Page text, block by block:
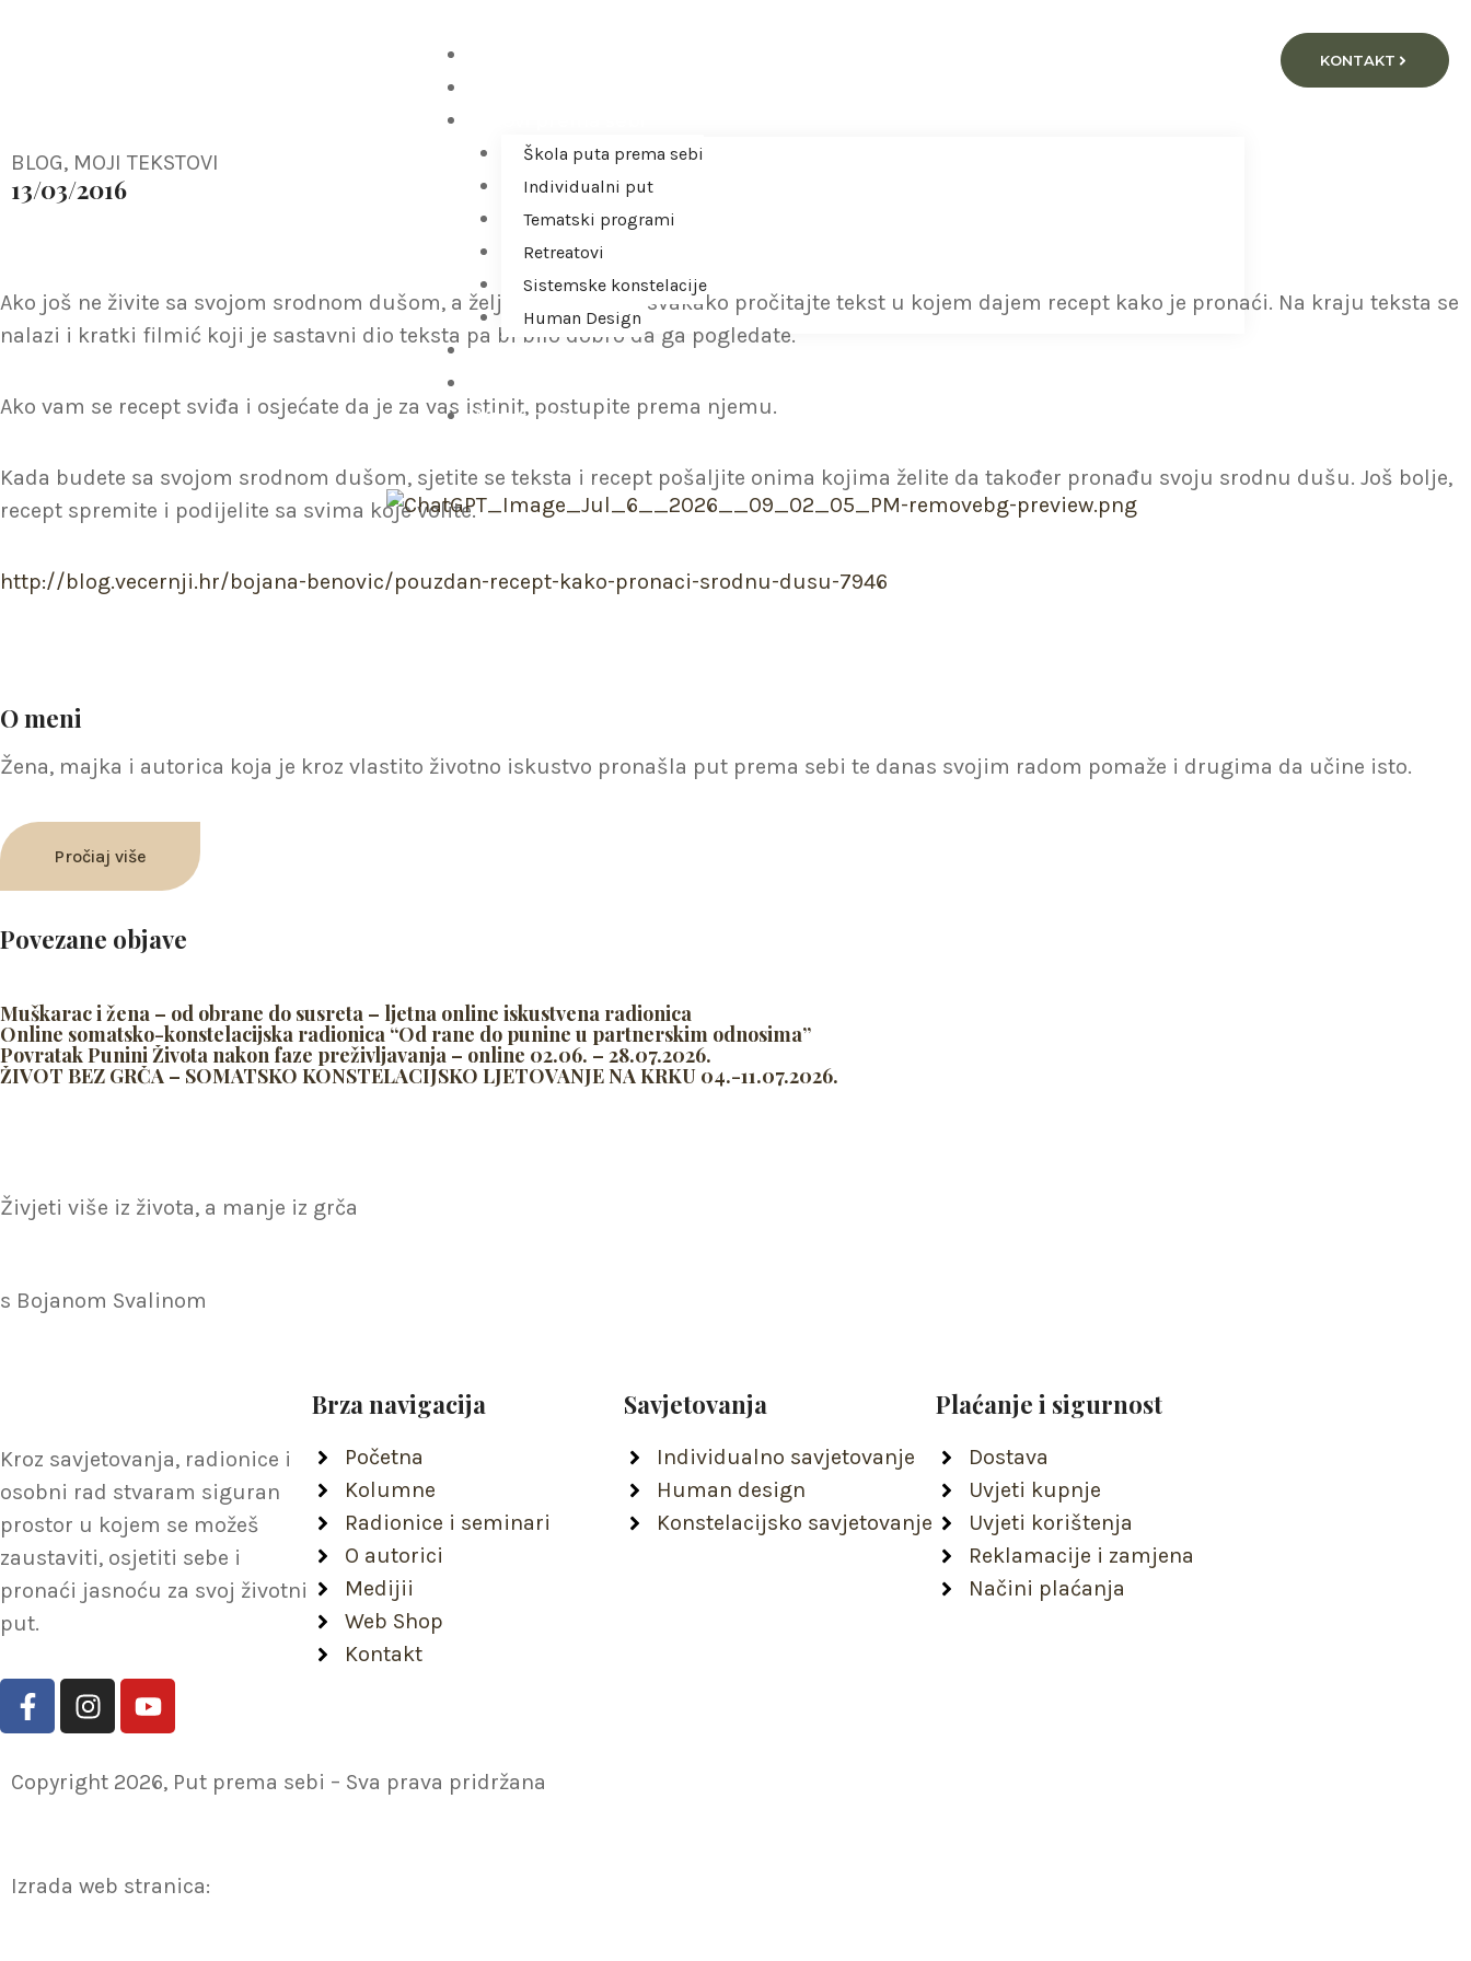
Škola puta prema sebi
Individualni put
Tematski programi
Retreatovi
Sistemske konstelacije
Human Design
Pišem
Web Shop
KONTAKT
Kako pronaći srodnu dušu
BLOG, MOJI TEKSTOVI
13/03/2016
Ako još ne živite sa svojom srodnom dušom, a željeli biste, onda svakako pročitajte tekst u kojem dajem recept kako je pronaći. Na kraju teksta se
nalazi i kratki filmić koji je sastavni dio teksta pa bi bilo dobro da ga pogledate.
Ako vam se recept sviđa i osjećate da je za vas istinit, postupite prema njemu.
Kada budete sa svojom srodnom dušom, sjetite se teksta i recept pošaljite onima kojima želite da također pronađu svoju srodnu dušu. Još bolje,
recept spremite i podijelite sa svima koje volite.
http://blog.vecernji.hr/bojana-benovic/pouzdan-recept-kako-pronaci-srodnu-dusu-7946
O meni
Žena, majka i autorica koja je kroz vlastito životno iskustvo pronašla put prema sebi te danas svojim radom pomaže i drugima da učine isto.
Pročiaj više
Povezane objave
Muškarac i žena – od obrane do susreta – ljetna online iskustvena radionica
Online somatsko-konstelacijska radionica “Od rane do punine u partnerskim odnosima”
Povratak Punini Života nakon faze preživljavanja – online 02.06. – 28.07.2026.
ŽIVOT BEZ GRČA – SOMATSKO KONSTELACIJSKO LJETOVANJE NA KRKU 04.-11.07.2026.
Živjeti više iz života, a manje iz grča
s Bojanom Svalinom
Kroz savjetovanja, radionice i
osobni rad stvaram siguran
prostor u kojem se možeš
zaustaviti, osjetiti sebe i
pronaći jasnoću za svoj životni
put.
F
a
e
b
k
I
n
t
a
a
Y
o
t
Brza navigacija
Početna
Kolumne
Radionice i seminari
O autorici
Medijii
Web Shop
Kontakt
Savjetovanja
Individualno savjetovanje
Human design
Konstelacijsko savjetovanje
Plaćanje i sigurnost
Dostava
Uvjeti kupnje
Uvjeti korištenja
Reklamacije i zamjena
Načini plaćanja
Copyright 2026, Put prema sebi – Sva prava pridržana
Izrada web stranica: